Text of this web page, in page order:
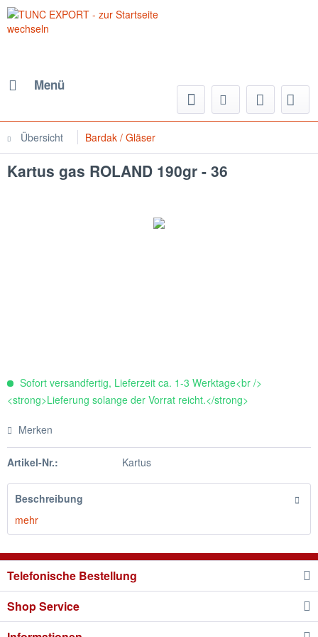
Menü
Übersicht Bardak / Gläser
Kartus gas ROLAND 190gr - 36
Sofort versandfertig, Lieferzeit ca. 1-3 Werktage<br />
<strong>Lieferung solange der Vorrat reicht.</strong>
Merken
Artikel-Nr.: Kartus
Beschreibung
mehr
Telefonische Bestellung
Shop Service